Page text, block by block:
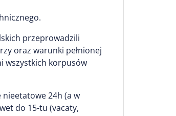
przeprowadzili
oraz warunki pełnionej
wszystkich korpusów
24h (a w
do 15-tu (vacaty,